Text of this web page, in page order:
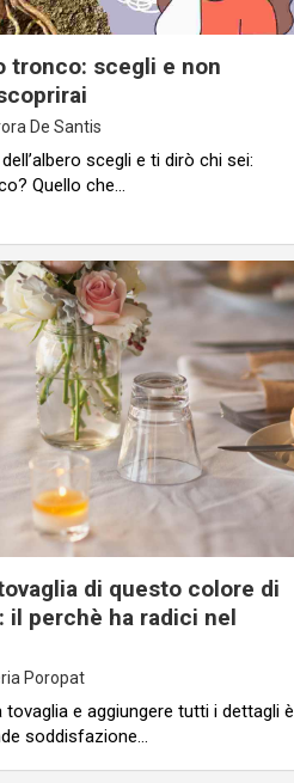
tronco: scegli e non
De Santis
scegli e ti dirò chi sei:
Quello che…
di questo colore di
il perchè ha radici nel
Poropat
e aggiungere tutti i dettagli è
soddisfazione…